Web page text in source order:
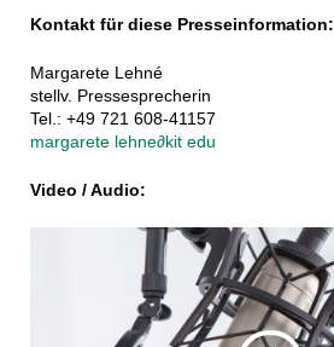
Kontakt für diese Presseinformation:
Margarete Lehné
stellv. Pressesprecherin
Tel.: +49 721 608-41157
margarete lehne∂kit edu
Video / Audio: